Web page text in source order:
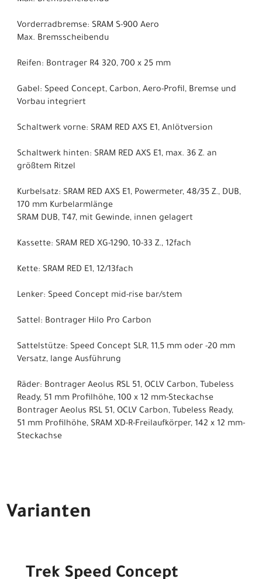
Vorderradbremse: SRAM S-900 Aero
Max. Bremsscheibendu
Reifen: Bontrager R4 320, 700 x 25 mm
Gabel: Speed Concept, Carbon, Aero-Profil, Bremse und
Vorbau integriert
Schaltwerk vorne: SRAM RED AXS E1, Anlötversion
Schaltwerk hinten: SRAM RED AXS E1, max. 36 Z. an
größtem Ritzel
Kurbelsatz: SRAM RED AXS E1, Powermeter, 48/35 Z., DUB,
170 mm Kurbelarmlänge
SRAM DUB, T47, mit Gewinde, innen gelagert
Kassette: SRAM RED XG-1290, 10-33 Z., 12fach
Kette: SRAM RED E1, 12/13fach
Lenker: Speed Concept mid-rise bar/stem
Sattel: Bontrager Hilo Pro Carbon
Sattelstütze: Speed Concept SLR, 11,5 mm oder -20 mm
Versatz, lange Ausführung
Räder: Bontrager Aeolus RSL 51, OCLV Carbon, Tubeless
Ready, 51 mm Profilhöhe, 100 x 12 mm-Steckachse
Bontrager Aeolus RSL 51, OCLV Carbon, Tubeless Ready,
51 mm Profilhöhe, SRAM XD-R-Freilaufkörper, 142 x 12 mm-
Steckachse
Varianten
Trek Speed Concept